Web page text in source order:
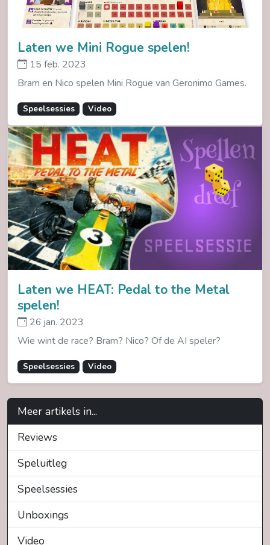
Laten we Mini Rogue spelen!
15 feb. 2023
Bram en Nico spelen Mini Rogue van Geronimo Games.
Speelsessies Video
Laten we HEAT: Pedal to the Metal
spelen!
26 jan. 2023
Wie wint de race? Bram? Nico? Of de AI speler?
Speelsessies Video
Meer artikels in...
Reviews
Speluitleg
Speelsessies
Unboxings
Video